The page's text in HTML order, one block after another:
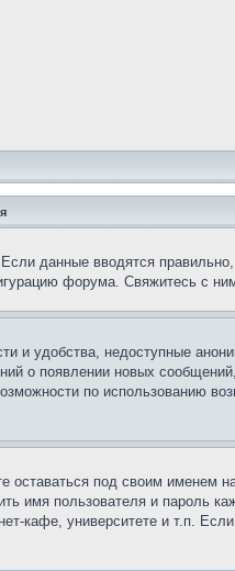
данные вводятся
форума. Свяжитесь с
и удобства, недоступные
о появлении новых
по использованию
оставаться под своим именем
имя пользователя и пароль
кафе, университете и т.п.